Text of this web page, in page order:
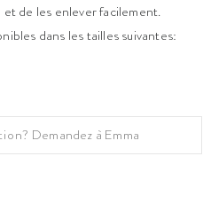
de les enlever facilement.
dans les tailles suivantes:
Demandez à Emma